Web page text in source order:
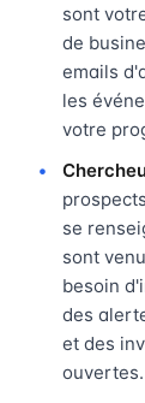
sont
de
emails
les
votre
se
sont
besoin
des
et des
ouvertes.